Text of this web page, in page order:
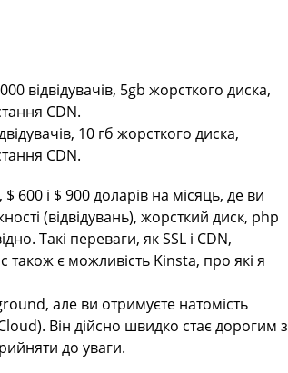
відвідувачів, 5gb жорсткого диска,
CDN.
10 гб жорсткого диска,
CDN.
600 і $ 900 доларів на місяць, де ви
(відвідувань), жорсткий диск, php
Такі переваги, як SSL і CDN,
також є можливість Kinsta, про які я
але ви отримуєте натомість
Він дійсно швидко стає дорогим з
до уваги.